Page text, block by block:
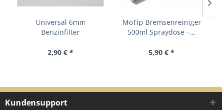
Universal 6mm
Benzinfilter
2,90 € *
MoTip Bremsenreiniger
500ml Spraydose –...
5,90 € *
Kundensupport